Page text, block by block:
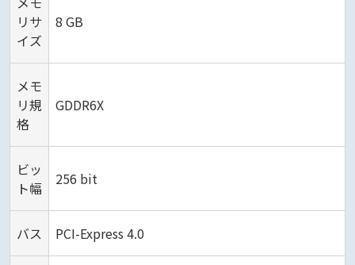
リサ
イズ
8 GB
メモ
リ規
格
GDDR6X
ビッ
ト幅
256 bit
バス PCI-Express 4.0